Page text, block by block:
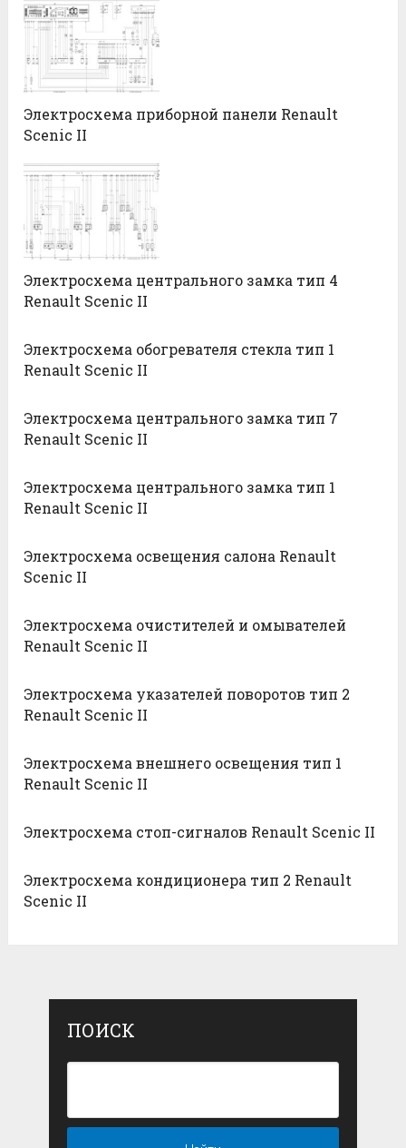
Электросхема приборной панели Renault
Scenic II
Электросхема центрального замка тип 4
Renault Scenic II
Электросхема обогревателя стекла тип 1
Renault Scenic II
Электросхема центрального замка тип 7
Renault Scenic II
Электросхема центрального замка тип 1
Renault Scenic II
Электросхема освещения салона Renault
Scenic II
Электросхема очистителей и омывателей
Renault Scenic II
Электросхема указателей поворотов тип 2
Renault Scenic II
Электросхема внешнего освещения тип 1
Renault Scenic II
Электросхема стоп-сигналов Renault Scenic II
Электросхема кондиционера тип 2 Renault
Scenic II
ПОИСК